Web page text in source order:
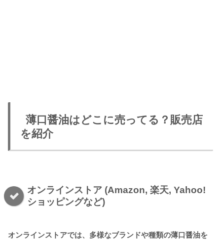
薄口醤油はどこに売ってる？販売店
を紹介
オンラインストア (Amazon, 楽天, Yahoo!
ショッピングなど)
オンラインストアでは、多様なブランドや種類の薄口醤油を